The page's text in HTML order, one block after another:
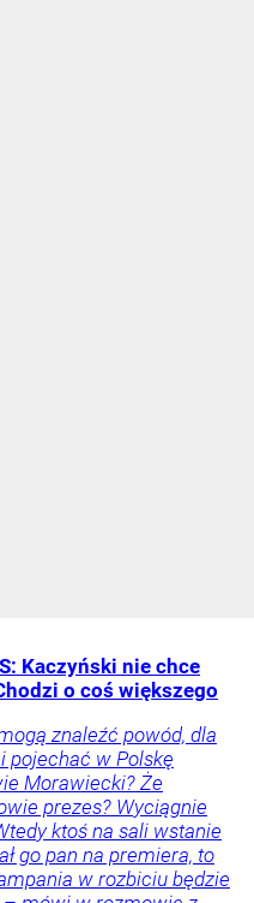
Kaczyński nie chce
o coś większego
znaleźć powód, dla
pojechać w Polskę
Morawiecki? Że
prezes? Wyciągnie
ktoś na sali wstanie
go pan na premiera, to
w rozbiciu będzie